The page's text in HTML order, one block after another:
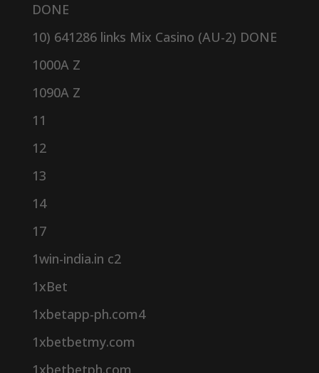
DONE
10) 641286 links Mix Casino (AU-2) DONE
1000A Z
1090A Z
11
12
13
14
17
1win-india.in c2
1xBet
1xbetapp-ph.com4
1xbetbetmy.com
1xbetbetph.com